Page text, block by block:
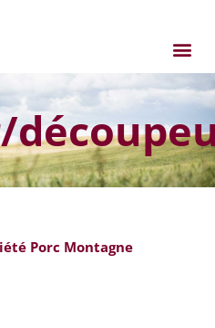
Porc Montagne